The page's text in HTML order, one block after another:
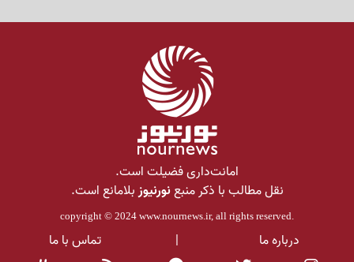
امانت‌داری فضیلت است.
نقل مطالب با ذکر منبعنورنیوزبلامانع است.
copyright © 2024 www.nournews.ir, all rights reserved.
درباره ما | تماس با ما